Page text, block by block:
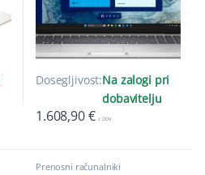
Dosegljivost:Na zalogi pri
dobavitelju
1.608,90€ z DDV
Prenosni računalniki